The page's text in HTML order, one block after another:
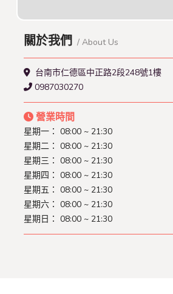
關於我們 / About Us
台南市仁德區中正路2段248號1樓
0987030270
營業時間
星期一： 08:00 ~ 21:30
星期二： 08:00 ~ 21:30
星期三： 08:00 ~ 21:30
星期四： 08:00 ~ 21:30
星期五： 08:00 ~ 21:30
星期六： 08:00 ~ 21:30
星期日： 08:00 ~ 21:30